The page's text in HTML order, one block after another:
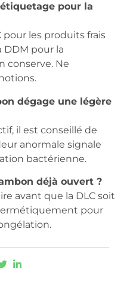
pour la
les produits frais
pour la
conserve. Ne
dégage une légère
il est conseillé de
anormale signale
bactérienne.
déjà ouvert ?
avant que la DLC soit
pour